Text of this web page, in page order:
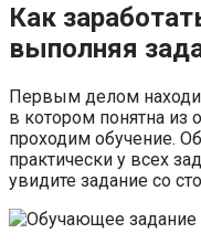
Как
выполняя
Первым делом
в котором понятна из
проходим обучение.
практически у всех
увидите задание со